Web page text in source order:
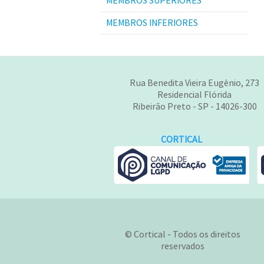
MEMBROS INFERIORES
Rua Benedita Vieira Eugênio, 273
Residencial Flórida
Ribeirão Preto - SP - 14026-300
CORTICAL
© Cortical - Todos os direitos
reservados